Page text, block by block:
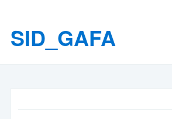
SID_GAFA